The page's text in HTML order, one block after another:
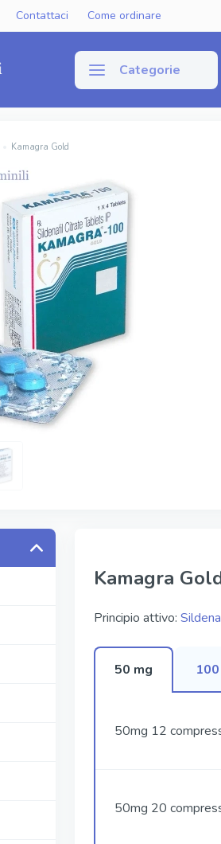
Contattaci Come ordinare
Categorie
Viagra Generico (Sildenafil)
Cialis Generico (Tadalafil)
Levitra Generico (Vardenafil)
Viagra Originale
Cialis Originale
Levitra Originale
Kamagra
Avana
Kamagra Gold
Kamagra
Principio attivo:
50 mg
50mg 12
50mg 20